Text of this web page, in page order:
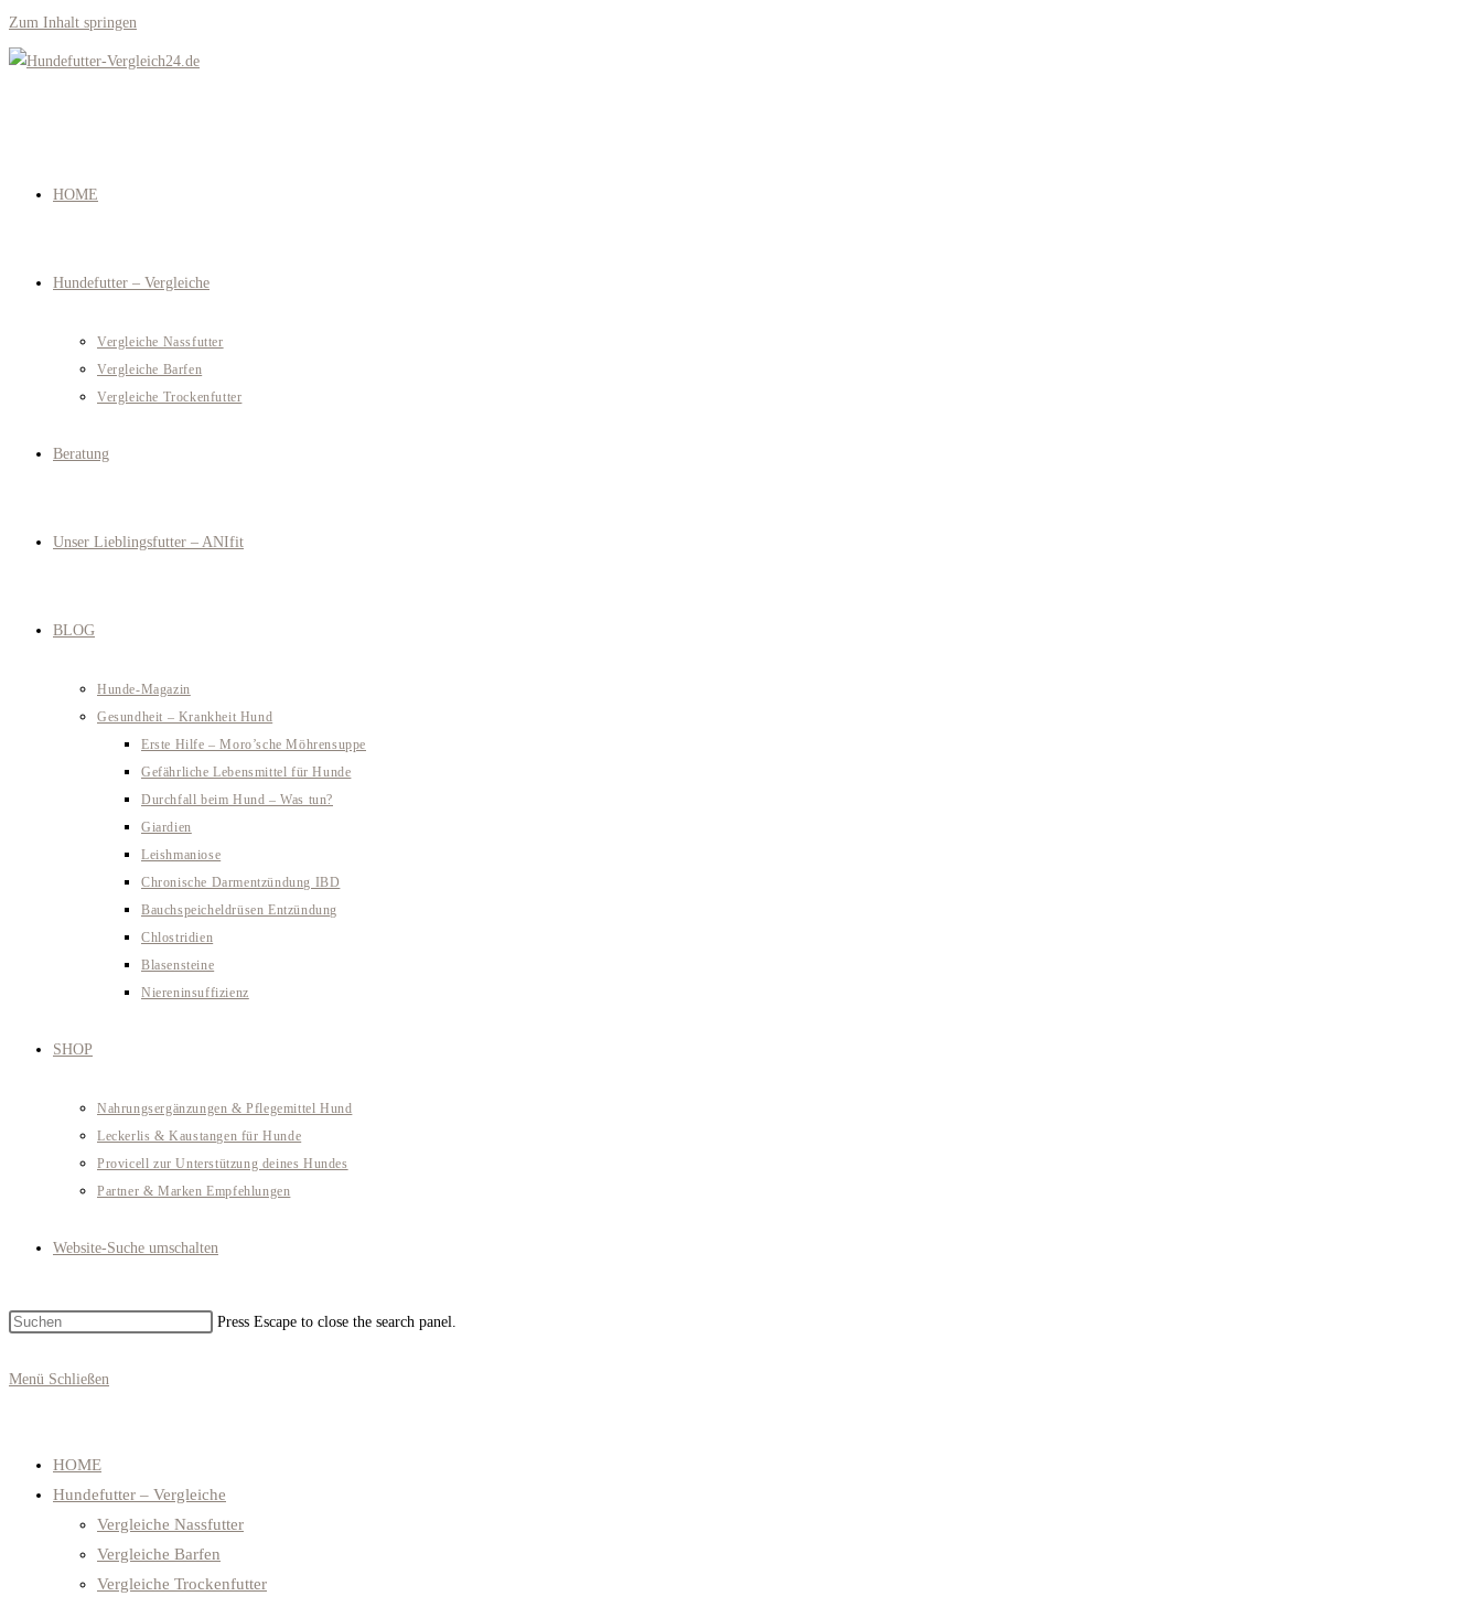
Zum Inhalt springen
HOME
Hundefutter – Vergleiche
Vergleiche Nassfutter
Vergleiche Barfen
Vergleiche Trockenfutter
Beratung
Unser Lieblingsfutter – ANIfit
BLOG
Hunde-Magazin
Gesundheit – Krankheit Hund
Erste Hilfe – Moro’sche Möhrensuppe
Gefährliche Lebensmittel für Hunde
Durchfall beim Hund – Was tun?
Giardien
Leishmaniose
Chronische Darmentzündung IBD
Bauchspeicheldrüsen Entzündung
Chlostridien
Blasensteine
Niereninsuffizienz
SHOP
Nahrungsergänzungen & Pflegemittel Hund
Leckerlis & Kaustangen für Hunde
Provicell zur Unterstützung deines Hundes
Partner & Marken Empfehlungen
Website-Suche umschalten
Press Escape to close the search panel.
Menü Schließen
HOME
Hundefutter – Vergleiche
Vergleiche Nassfutter
Vergleiche Barfen
Vergleiche Trockenfutter